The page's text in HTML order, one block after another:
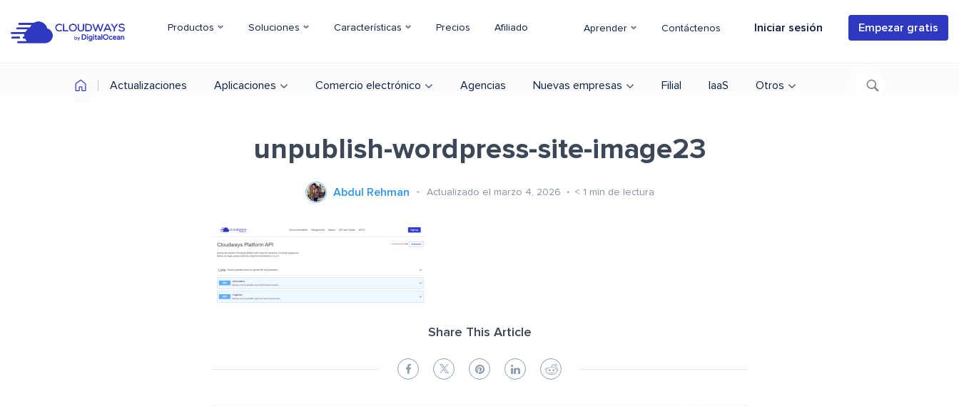
Productos Soluciones Características Precios Afiliado Aprender Contáctenos Iniciar sesión Empezar gratis
Actualizaciones Aplicaciones Comercio electrónico Agencias Nuevas empresas Filial IaaS Otros
unpublish-wordpress-site-image23
Abdul Rehman Actualizado el marzo 4, 2026 < 1 min de lectura
Share This Article